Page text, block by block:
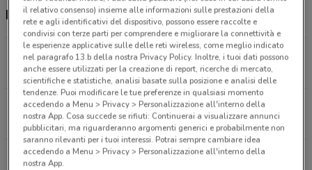
Negozi Scarpamondo a Viareggio
Via Monte Matanna Viareggio
533 m
APERTO
Via San Francesco, 1 Pisa
21.3 km
APERTO
Tutti i negozi Scarpamondo
il relativo consenso) insieme alle informazioni sulle prestazioni della
rete e agli identificativi del dispositivo, possono essere raccolte e
condivisi con terze parti per comprendere e migliorare la connettività e
le esperienze applicative sulle delle reti wireless, come meglio indicato
nel paragrafo 13.b della nostra Privacy Policy. Inoltre, i tuoi dati possono
anche essere utilizzati per la creazione di report, ricerche di mercato,
scientifiche e statistiche, analisi basate sulla posizione e analisi delle
tendenze. Puoi modificare le tue preferenze in qualsiasi momento
accedendo a Menu > Privacy > Personalizzazione all'interno della
nostra App. Cosa succede se rifiuti: Continuerai a visualizzare annunci
pubblicitari, ma riguarderanno argomenti generici e probabilmente non
saranno rilevanti per i tuoi interessi. Potrai sempre cambiare idea
accedendo a Menu > Privacy > Personalizzazione all'interno della
nostra App.